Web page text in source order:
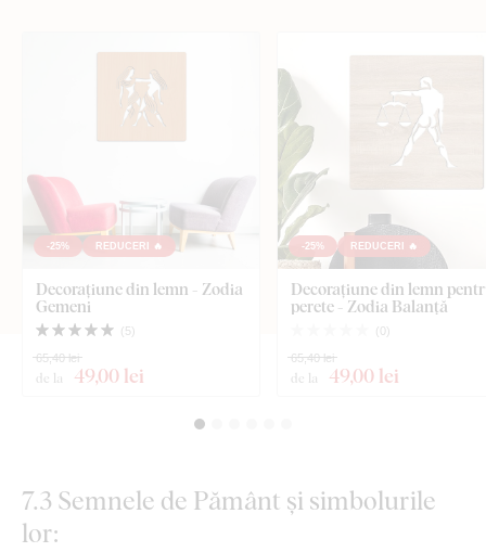
-25% REDUCERI 🔥
Decorațiune din lemn - Zodia
Gemeni
( 5)
de la 49,00 lei
65,40 lei
-25% REDUCERI 🔥
Decorațiune din lemn
perete - Zodia Balanță
( 0)
de la 49,00 lei
65,40 lei
7.3 Semnele de Pământ și simbolurile
lor: